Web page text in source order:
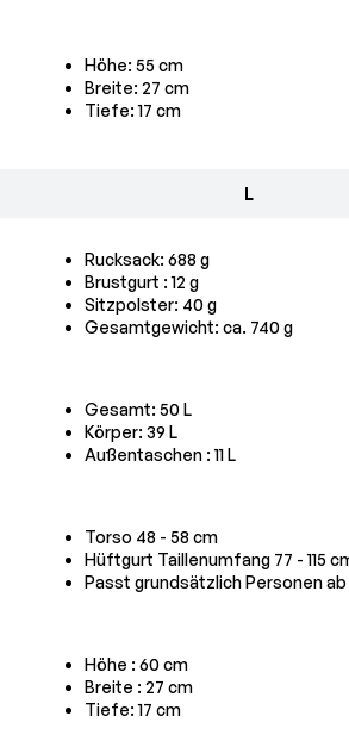
Höhe: 55 cm
Breite: 27 cm
Tiefe: 17 cm
L
Rucksack: 688 g
Brustgurt : 12 g
Sitzpolster: 40 g
Gesamtgewicht: ca. 740 g
Gesamt: 50 L
Körper: 39 L
Außentaschen : 11 L
Torso 48 - 58 cm
Hüftgurt Taillenumfang 77 - 115
Passt grundsätzlich Personen ab
Höhe : 60 cm
Breite : 27 cm
Tiefe: 17 cm